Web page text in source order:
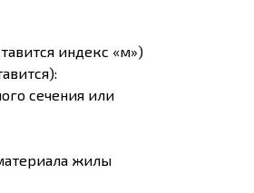
индекс «м»)
сечения или
жилы